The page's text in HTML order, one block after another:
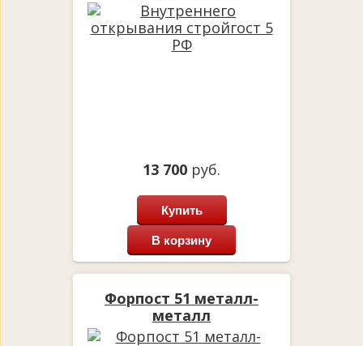
13 700 руб.
Купить
В корзину
Форпост 51 металл-
металл